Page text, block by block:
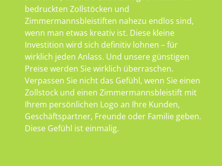
bedruckten Zollstöcken und
Zimmermannsbleistiften nahezu endlos sind,
wenn man etwas kreativ ist. Diese kleine
Investition wird sich definitiv lohnen – für
wirklich jeden Anlass. Und unsere günstigen
Preise werden Sie wirklich überraschen.
Verpassen Sie nicht das Gefühl, wenn Sie einen
Zollstock und einen Zimmermannsbleistift mit
Ihrem persönlichen Logo an Ihre Kunden,
Geschäftspartner, Freunde oder Familie geben.
Diese Gefühl ist einmalig.